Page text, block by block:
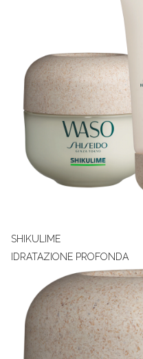
SHIKULIME
IDRATAZIONE PROFONDA